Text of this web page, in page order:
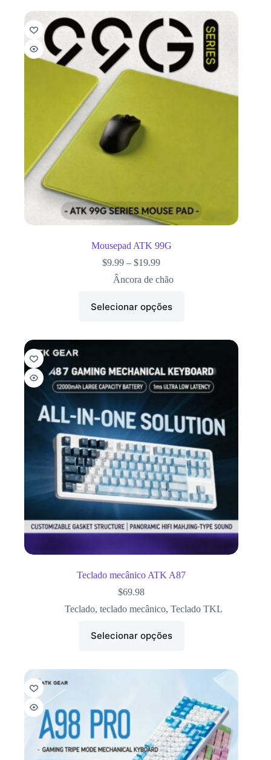
Mousepad ATK 99G
$9.99 – $19.99
Âncora de chão
Selecionar opções
Teclado mecânico ATK A87
$69.98
Teclado, teclado mecânico, Teclado TKL
Selecionar opções